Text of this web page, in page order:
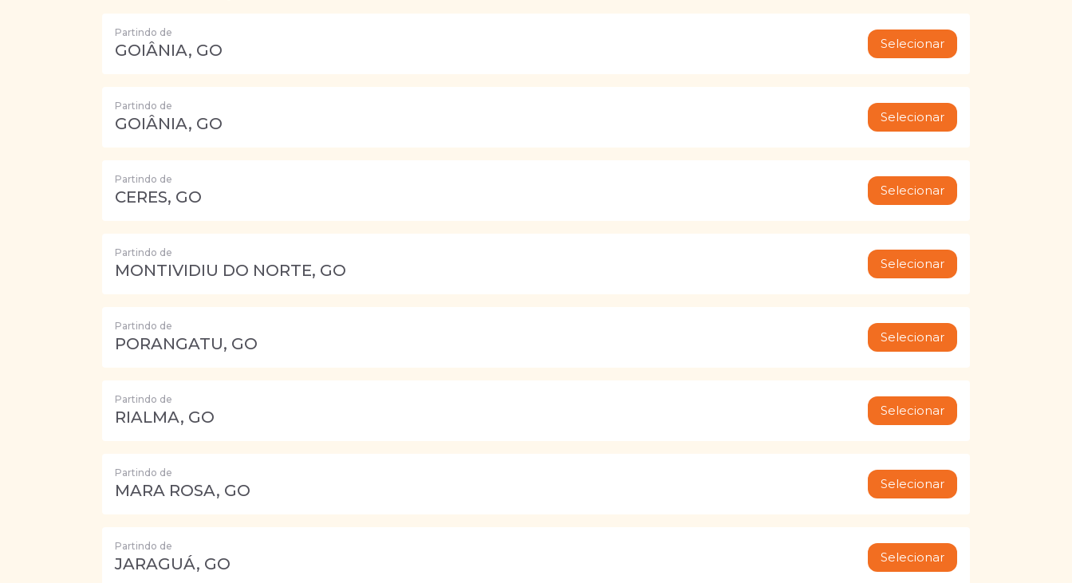
Partindo de
GOIÂNIA, GO Selecionar
Partindo de
GOIÂNIA, GO Selecionar
Partindo de
CERES, GO Selecionar
Partindo de
MONTIVIDIU DO NORTE, GO Selecionar
Partindo de
PORANGATU, GO Selecionar
Partindo de
RIALMA, GO Selecionar
Partindo de
MARA ROSA, GO Selecionar
Partindo de
JARAGUÁ, GO Selecionar